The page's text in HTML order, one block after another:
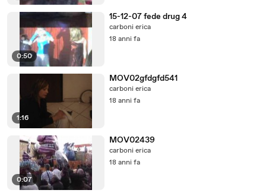
0:50
15-12-07 fede drug 4
carboni erica
18 anni fa
1:16
MOV02gfdgfd541
carboni erica
18 anni fa
0:07
MOV02439
carboni erica
18 anni fa